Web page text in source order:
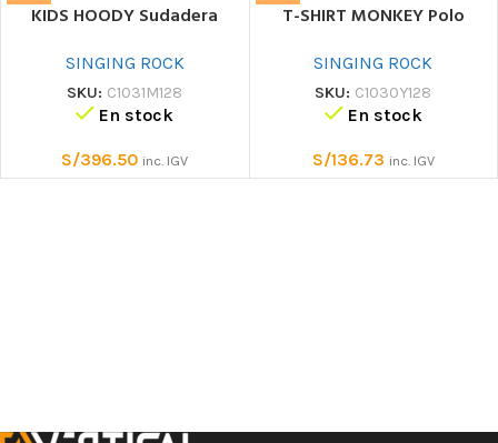
KIDS HOODY Sudadera
SINGING ROCK
SKU: C1031M128
En stock
S/396.50 inc. IGV
T-SHIRT MONKEY Polo
SINGING ROCK
SKU: C1030Y128
En stock
S/136.73 inc. IGV